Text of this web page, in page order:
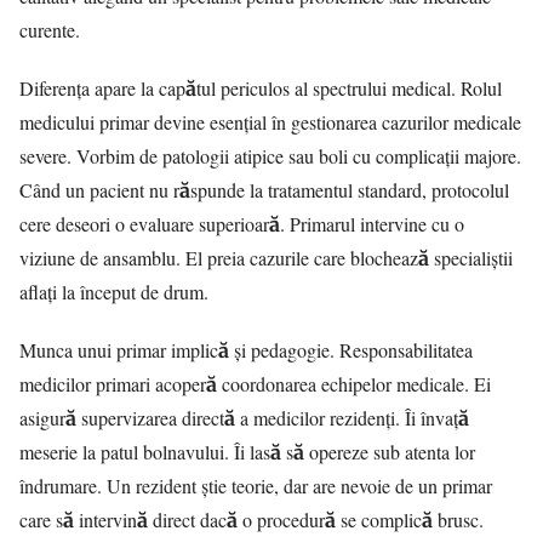
curente.
Diferența apare la capătul periculos al spectrului medical. Rolul
medicului primar devine esențial în gestionarea cazurilor medicale
severe. Vorbim de patologii atipice sau boli cu complicații majore.
Când un pacient nu răspunde la tratamentul standard, protocolul
cere deseori o evaluare superioară. Primarul intervine cu o
viziune de ansamblu. El preia cazurile care blochează specialiștii
aflați la început de drum.
Munca unui primar implică și pedagogie. Responsabilitatea
medicilor primari acoperă coordonarea echipelor medicale. Ei
asigură supervizarea directă a medicilor rezidenți. Îi învață
meserie la patul bolnavului. Îi lasă să opereze sub atenta lor
îndrumare. Un rezident știe teorie, dar are nevoie de un primar
care să intervină direct dacă o procedură se complică brusc.